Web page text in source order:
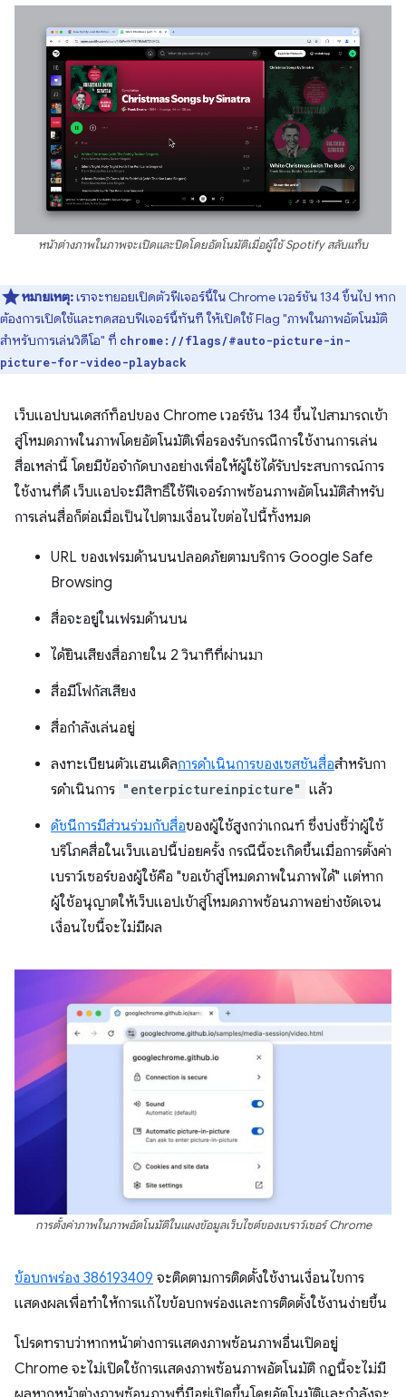
หน้าต่างภาพในภาพจะเปิดและปิดโดยอัตโนมัติเมื่อผู้ใช้ Spotify สลับแท็บ
หมายเหตุ:เราจะทยอยเปิดตัวฟีเจอร์นี้ใน Chrome เวอร์ชัน 134 ขึ้นไป หาก
ต้องการเปิดใช้และทดสอบฟีเจอร์นี้ทันที ให้เปิดใช้ Flag "ภาพในภาพอัตโนมัติ
สำหรับการเล่นวิดีโอ" ที่ chrome://flags/#auto-picture-in-
picture-for-video-playback
เว็บแอปบนเดสก์ท็อปของ Chrome เวอร์ชัน 134 ขึ้นไปสามารถเข้า
สู่โหมดภาพในภาพโดยอัตโนมัติเพื่อรองรับกรณีการใช้งานการเล่น
สื่อเหล่านี้ โดยมีข้อจำกัดบางอย่างเพื่อให้ผู้ใช้ได้รับประสบการณ์การ
ใช้งานที่ดี เว็บแอปจะมีสิทธิ์ใช้ฟีเจอร์ภาพซ้อนภาพอัตโนมัติสำหรับ
การเล่นสื่อก็ต่อเมื่อเป็นไปตามเงื่อนไขต่อไปนี้ทั้งหมด
URL ของเฟรมด้านบนปลอดภัยตามบริการ Google Safe
Browsing
สื่อจะอยู่ในเฟรมด้านบน
ได้ยินเสียงสื่อภายใน 2 วินาทีที่ผ่านมา
สื่อมีโฟกัสเสียง
สื่อกำลังเล่นอยู่
ลงทะเบียนตัวแฮนเดิลการดำเนินการของเซสชันสื่อสําหรับกา
รดําเนินการ "enterpictureinpicture" แล้ว
ดัชนีการมีส่วนร่วมกับสื่อของผู้ใช้สูงกว่าเกณฑ์ ซึ่งบ่งชี้ว่าผู้ใช้
บริโภคสื่อในเว็บแอปนี้บ่อยครั้ง กรณีนี้จะเกิดขึ้นเมื่อการตั้งค่า
เบราว์เซอร์ของผู้ใช้คือ "ขอเข้าสู่โหมดภาพในภาพได้" แต่หาก
ผู้ใช้อนุญาตให้เว็บแอปเข้าสู่โหมดภาพซ้อนภาพอย่างชัดเจน
เงื่อนไขนี้จะไม่มีผล
การตั้งค่าภาพในภาพอัตโนมัติในแผงข้อมูลเว็บไซต์ของเบราว์เซอร์ Chrome
ข้อบกพร่อง 386193409 จะติดตามการติดตั้งใช้งานเงื่อนไขการ
แสดงผลเพื่อทําให้การแก้ไขข้อบกพร่องและการติดตั้งใช้งานง่ายขึ้น
โปรดทราบว่าหากหน้าต่างการแสดงภาพซ้อนภาพอื่นเปิดอยู่
Chrome จะไม่เปิดใช้การแสดงภาพซ้อนภาพอัตโนมัติ กฎนี้จะไม่มี